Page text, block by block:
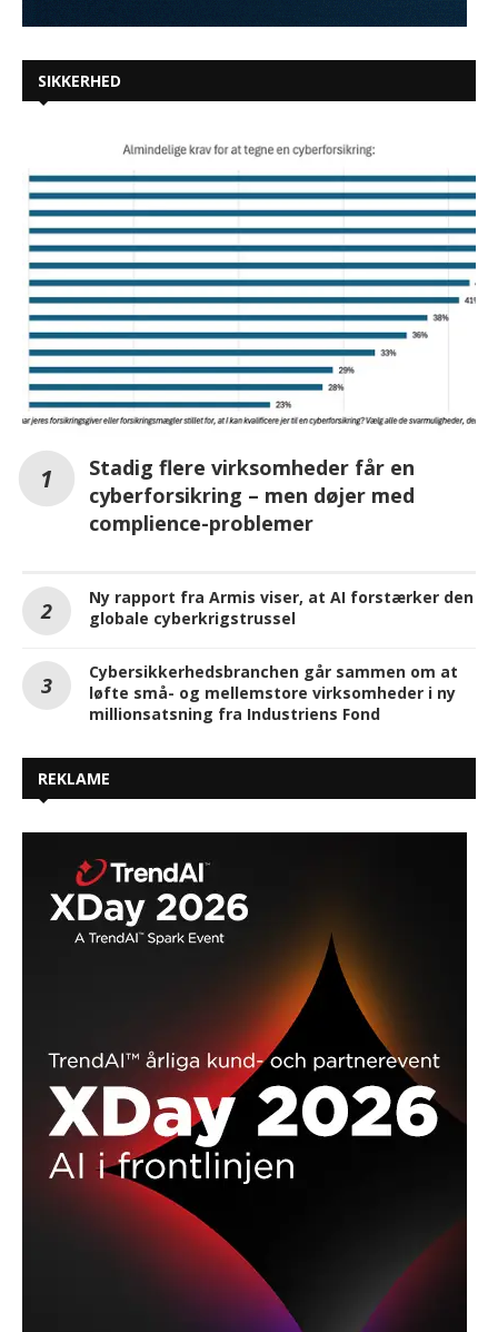
SIKKERHED
Stadig flere virksomheder får en
cyberforsikring – men døjer med
complience-problemer
Ny rapport fra Armis viser, at AI forstærker den
globale cyberkrigstrussel
Cybersikkerhedsbranchen går sammen om at
løfte små- og mellemstore virksomheder i ny
millionsatsning fra Industriens Fond
REKLAME